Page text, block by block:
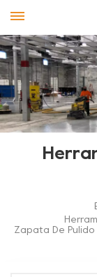
Zapata De